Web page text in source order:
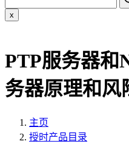
x
PTP服务器和
务器原理和风
主页
授时产品目录